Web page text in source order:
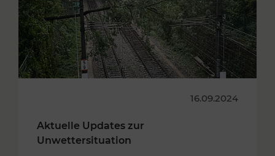
16.09.2024
Aktuelle Updates zur
Unwettersituation